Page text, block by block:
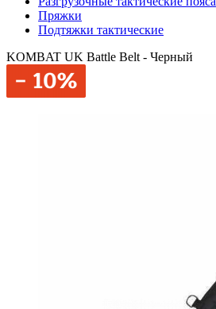
Пряжки
Подтяжки тактические
KOMBAT UK Battle Belt - Черный